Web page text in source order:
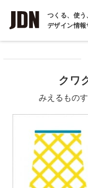
つくる、使
デザイン情報
INTERVIEW
インタビュー
COLUMN
クワ
みえるもの